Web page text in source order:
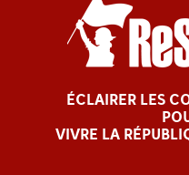
ÉCLAIRER LES
VIVRE LA